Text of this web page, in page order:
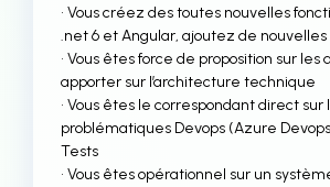
• Vous créez des toutes nouvelles
.net 6 et Angular, ajoutez de nouvelles
• Vous êtes force de proposition sur les
apporter sur l’architecture technique
• Vous êtes le correspondant direct sur
problématiques Devops (Azure
Tests
• Vous êtes opérationnel sur un